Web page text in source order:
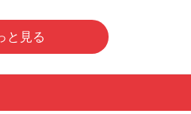
と見る